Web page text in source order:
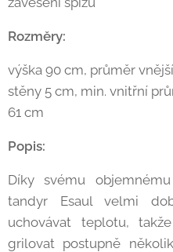
Rozměry:
výška 90 cm, průměr
stěny 5 cm, min. vnitřní
61 cm
Popis:
Díky svému
tandyr Esaul velmi
uchovávat teplotu,
grilovat postupně